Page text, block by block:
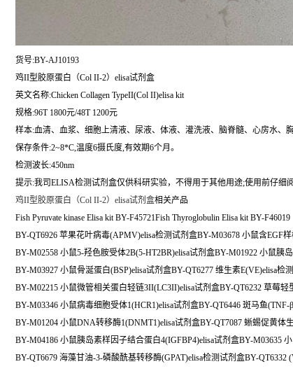
货号:BY-AJ10193
鸡II型胶原蛋白（Col II-2）elisa试剂盒
英文名称:Chicken Collagen TypeII(Col II)elisa kit
规格:96T 1800元/48T 1200元
样本:血清、血浆、细胞上清液、尿液、体液、灌洗液、脑脊髓、心房水、
保存条件:2~8*C,温度6摄氏度,有效期6个月。
检测波长:450nm
提示:我司ELISA检测试剂盒仅供科研实验，不得用于其他用途;使用前仔细
鸡II型胶原蛋白（Col II-2）elisa试剂盒相关产品
Fish Pyruvate kinase Elisa kit BY-F45721Fish Thyroglobulin Elisa kit BY-F46019
BY-QT6926 苹果花叶病毒(APMV)elisa检测试剂盒BY-M03678 小鼠含EGF
BY-M02558 小鼠5-羟色胺受体2B(5-HT2BR)elisa试剂盒BY-M01922 小鼠胰
BY-M03927 小鼠骨涎蛋白(BSP)elisa试剂盒BY-QT6277 维生素E(VE)elisa检
BY-M02215 小鼠微管相关蛋白轻链3II(LC3II)elisa试剂盒BY-QT6232 草莓
BY-M03346 小鼠病毒细胞受体1(HCR1)elisa试剂盒BY-QT6446 斑马鱼(TNF-
BY-M01204 小鼠DNA转移酶1(DNMT1)elisa试剂盒BY-QT7087 蜥蜴促黄体
BY-M04186 小鼠胰岛素样因子结合蛋白4(IGFBP4)elisa试剂盒BY-M03635
BY-QT6679 海藻甘油-3-磷酸酰基转移酶(GPAT)elisa检测试剂盒BY-QT6332